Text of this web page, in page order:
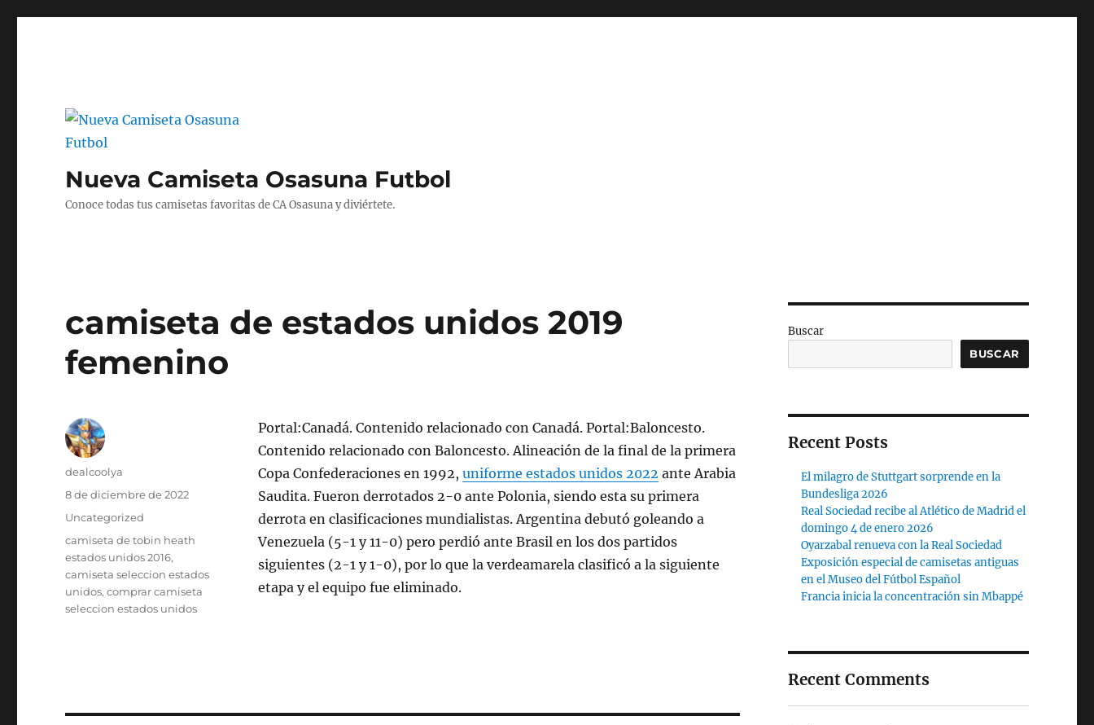
Nueva Camiseta Osasuna Futbol
Conoce todas tus camisetas favoritas de CA Osasuna y diviértete.
camiseta de estados unidos 2019
femenino
Portal:Canadá. Contenido relacionado con Canadá. Portal:Baloncesto.
Contenido relacionado con Baloncesto. Alineación de la final de la primera
Copa Confederaciones en 1992, uniforme estados unidos 2022 ante Arabia
Saudita. Fueron derrotados 2-0 ante Polonia, siendo esta su primera
derrota en clasificaciones mundialistas. Argentina debutó goleando a
Venezuela (5-1 y 11-0) pero perdió ante Brasil en los dos partidos
siguientes (2-1 y 1-0), por lo que la verdeamarela clasificó a la siguiente
etapa y el equipo fue eliminado.
Autor
dealcoolya
Publicado
8 de diciembre de 2022
Categorías
Uncategorized
Etiquetas
camiseta de tobin heath
estados unidos 2016,
camiseta seleccion estados
unidos,comprar camiseta
seleccion estados unidos
Buscar
BUSCAR
Recent Posts
El milagro de Stuttgart sorprende en la
Bundesliga 2026
Real Sociedad recibe al Atlético de Madrid el
domingo 4 de enero 2026
Oyarzabal renueva con la Real Sociedad
Exposición especial de camisetas antiguas
en el Museo del Fútbol Español
Francia inicia la concentración sin Mbappé
Recent Comments